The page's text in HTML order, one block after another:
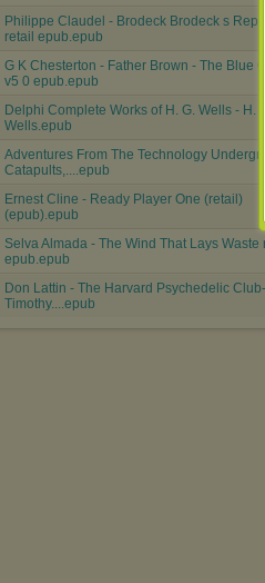
Philippe Claudel - Brodeck Brodeck s Report
retail epub.epub
G K Chesterton - Father Brown - The Blue
v5 0 epub.epub
Delphi Complete Works of H. G. Wells - H. G.
Wells.epub
Adventures From The Technology
Catapults,....epub
Ernest Cline - Ready Player One (retail)
(epub).epub
Selva Almada - The Wind That Lays Waste
epub.epub
Don Lattin - The Harvard Psychedelic
Timothy....epub